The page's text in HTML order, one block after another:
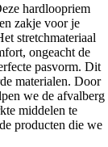
hardloopriem
zakje voor je
stretchmateriaal
ongeacht de
pasvorm. Dit
materialen. Door
we de afvalberg
middelen te
producten die we